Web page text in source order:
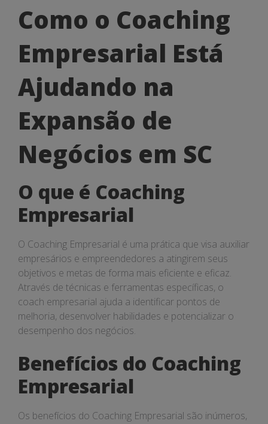
Como
o
Coaching
Empresarial
Está
Ajudando
na
Expansão
de
Negócios
em
SC
Como o Coaching
Empresarial Está
Ajudando na
Expansão de
Negócios em SC
O que é Coaching
Empresarial
O Coaching Empresarial é uma prática que visa auxiliar
empresários e empreendedores a atingirem seus
objetivos e metas de forma mais eficiente e eficaz.
Através de técnicas e ferramentas específicas, o
coach empresarial ajuda a identificar pontos de
melhoria, desenvolver habilidades e potencializar o
desempenho dos negócios.
Benefícios do Coaching
Empresarial
Os benefícios do Coaching Empresarial são inúmeros,